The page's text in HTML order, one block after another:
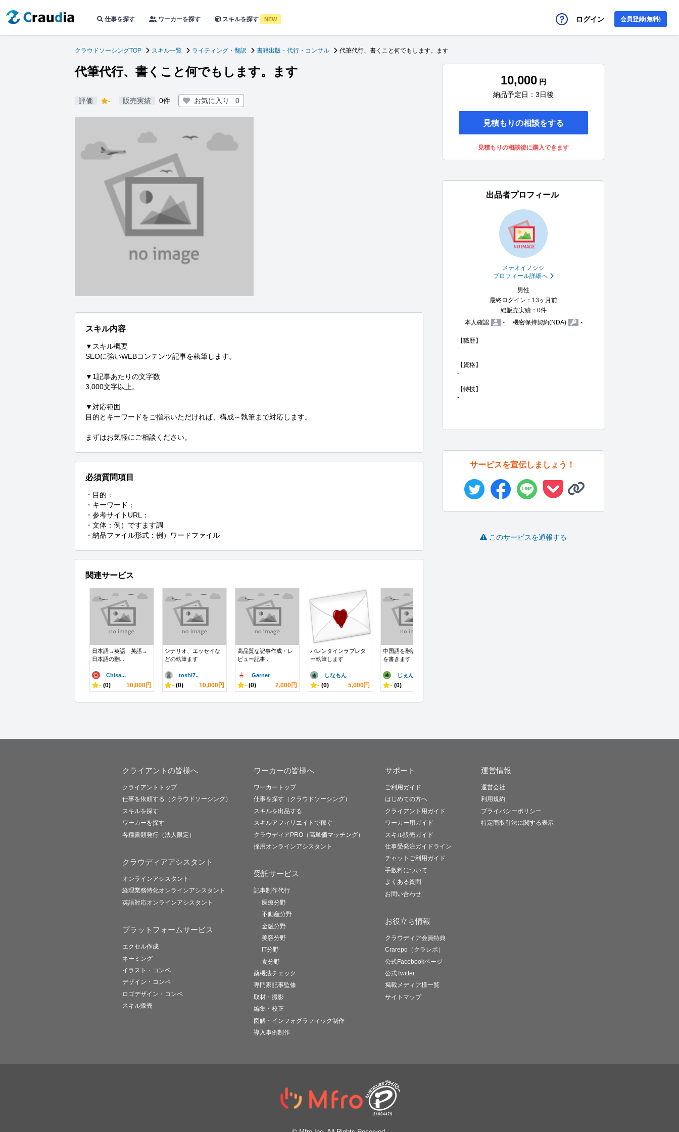
仕事を探す ワーカーを探す スキルを探す NEW ログイン 会員登録(無料)
クラウドソーシングTOP スキル一覧 ライティング・翻訳 書籍出版・代行・コンサル 代筆代行、書くこと何でもします。ます
代筆代行、書くこと何でもします。ます
評価 - 販売実績 0件 お気に入り 0
スキル内容
▼スキル概要
SEOに強いWEBコンテンツ記事を執筆します。
▼1記事あたりの文字数
3,000文字以上。
▼対応範囲
目的とキーワードをご指示いただければ、構成～執筆まで対応します。
まずはお気軽にご相談ください。
必須質問項目
・目的：
・キーワード：
・参考サイトURL：
・文体：例）ですます調
・納品ファイル形式：例）ワードファイル
関連サービス
日本語→英語 英語→
日本語の翻...
Chisa...
- (0) 10,000円
シナリオ、エッセイな
どの執筆ます
toshi7..
- (0) 10,000円
高品質な記事作成・レ
ビュー記事...
Garnet
- (0) 2,000円
バレンタインラブレタ
ー執筆します
しなもん
- (0) 5,000円
中国語を翻訳して記事
を書きます
じぇん
- (0)
10,000 円
納品予定日：3日後
見積もりの相談をする
見積もりの相談後に購入できます
出品者プロフィール
メテオイノシシ
プロフィール詳細へ
男性
最終ログイン：13ヶ月前
総販売実績：0件
本人確認
- 機密保持契約(NDA) -
【職歴】
-
【資格】
-
【特技】
-
サービスを宣伝しましょう！
このサービスを通報する
クライアントの皆様へ
クライアントトップ
仕事を依頼する（クラウドソーシング）
スキルを探す
ワーカーを探す
各種書類発行（法人限定）
クラウディアアシスタント
オンラインアシスタント
経理業務特化オンラインアシスタント
英語対応オンラインアシスタント
プラットフォームサービス
エクセル作成
ネーミング
イラスト・コンペ
デザイン・コンペ
ロゴデザイン・コンペ
スキル販売
ワーカーの皆様へ
ワーカートップ
仕事を探す（クラウドソーシング）
スキルを出品する
スキルアフィリエイトで稼ぐ
クラウディアPRO（高単価マッチング）
採用オンラインアシスタント
受託サービス
記事制作代行
医療分野
不動産分野
金融分野
美容分野
IT分野
食分野
薬機法チェック
専門家記事監修
取材・撮影
編集・校正
図解・インフォグラフィック制作
導入事例制作
サポート
ご利用ガイド
はじめての方へ
クライアント用ガイド
ワーカー用ガイド
スキル販売ガイド
仕事受発注ガイドライン
チャットご利用ガイド
手数料について
よくある質問
お問い合わせ
お役立ち情報
クラウディア会員特典
Crarepo（クラレポ）
公式Facebookページ
公式Twitter
掲載メディア様一覧
サイトマップ
運営情報
運営会社
利用規約
プライバシーポリシー
特定商取引法に関する表示